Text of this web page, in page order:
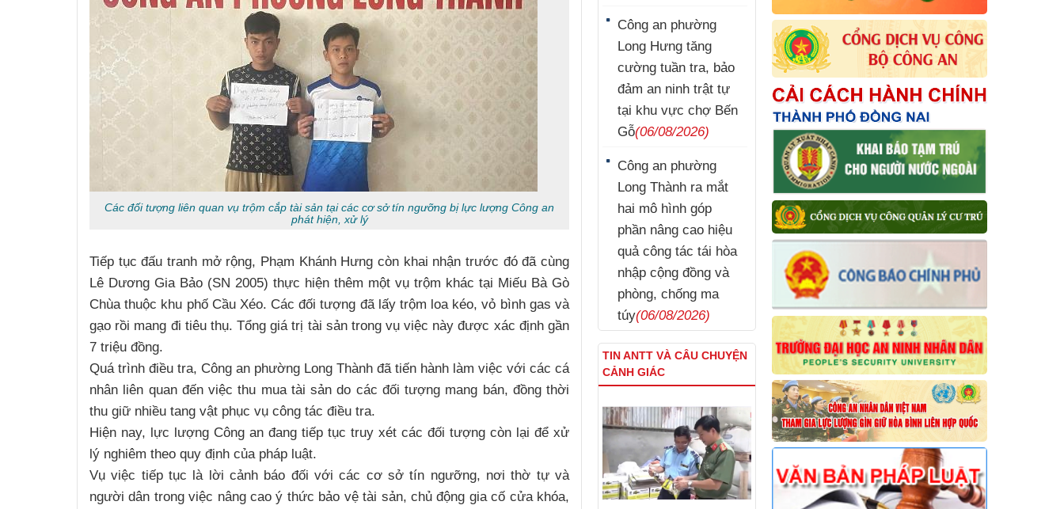
Các đối tượng liên quan vụ trộm cắp tài sản tại các cơ sở tín ngưỡng bị lực lượng Công an
phát hiện, xử lý
Tiếp tục đấu tranh mở rộng, Phạm Khánh Hưng còn khai nhận trước đó đã cùng
Lê Dương Gia Bảo (SN 2005) thực hiện thêm một vụ trộm khác tại Miếu Bà Gò
Chùa thuộc khu phố Cầu Xéo. Các đối tượng đã lấy trộm loa kéo, vỏ bình gas và
gạo rồi mang đi tiêu thụ. Tổng giá trị tài sản trong vụ việc này được xác định gần
7 triệu đồng.
Quá trình điều tra, Công an phường Long Thành đã tiến hành làm việc với các cá
nhân liên quan đến việc thu mua tài sản do các đối tượng mang bán, đồng thời
thu giữ nhiều tang vật phục vụ công tác điều tra.
Hiện nay, lực lượng Công an đang tiếp tục truy xét các đối tượng còn lại để xử
lý nghiêm theo quy định của pháp luật.
Vụ việc tiếp tục là lời cảnh báo đối với các cơ sở tín ngưỡng, nơi thờ tự và
người dân trong việc nâng cao ý thức bảo vệ tài sản, chủ động gia cố cửa khóa,
Công an phường
Long Hưng tăng
cường tuần tra, bảo
đảm an ninh trật tự
tại khu vực chợ Bến
Gỗ(06/08/2026)
Công an phường
Long Thành ra mắt
hai mô hình góp
phần nâng cao hiệu
quả công tác tái hòa
nhập cộng đồng và
phòng, chống ma
túy(06/08/2026)
TIN ANTT VÀ CÂU CHUYỆN
CẢNH GIÁC